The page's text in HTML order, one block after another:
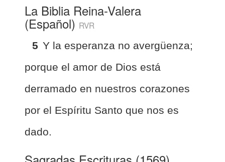
La Biblia Reina-Valera
(Español) RVR
5 Y la esperanza no avergüenza;
porque el amor de Dios está
derramado en nuestros corazones
por el Espíritu Santo que nos es
dado.